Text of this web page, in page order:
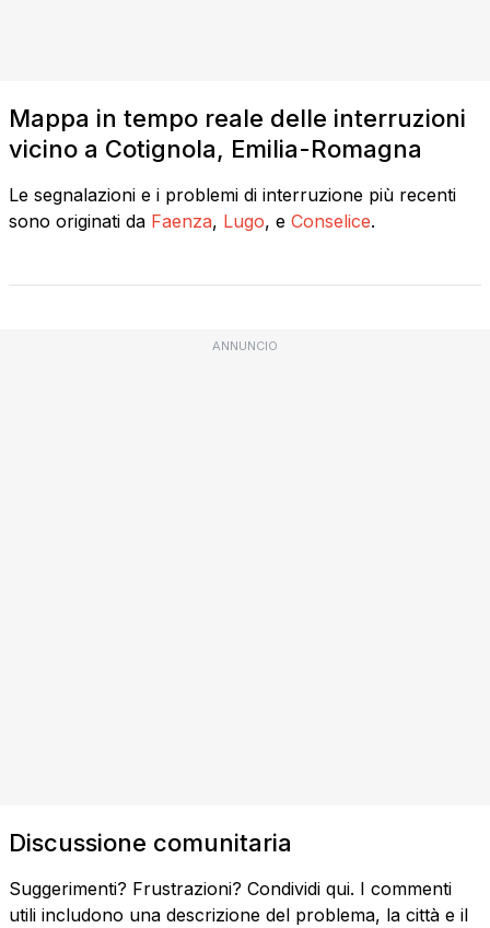
Mappa in tempo reale delle interruzioni
vicino a Cotignola, Emilia-Romagna
Le segnalazioni e i problemi di interruzione più recenti
sono originati da Faenza, Lugo, e Conselice.
ANNUNCIO
Discussione comunitaria
Suggerimenti? Frustrazioni? Condividi qui. I commenti
utili includono una descrizione del problema, la città e il